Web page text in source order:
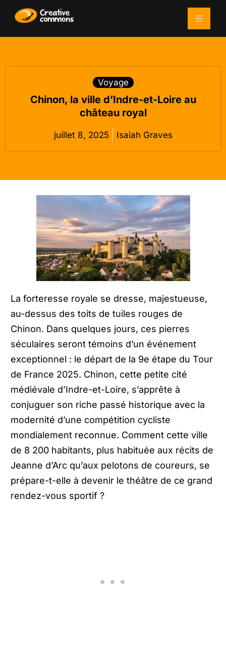
Voyage
Chinon, la ville d’Indre-et-Loire au
château royal
juillet 8, 2025 Isaiah Graves
La forteresse royale se dresse, majestueuse,
au-dessus des toits de tuiles rouges de
Chinon. Dans quelques jours, ces pierres
séculaires seront témoins d’un événement
exceptionnel : le départ de la 9e étape du Tour
de France 2025. Chinon, cette petite cité
médiévale d’Indre-et-Loire, s’apprête à
conjuguer son riche passé historique avec la
modernité d’une compétition cycliste
mondialement reconnue. Comment cette ville
de 8 200 habitants, plus habituée aux récits de
Jeanne d’Arc qu’aux pelotons de coureurs, se
prépare-t-elle à devenir le théâtre de ce grand
rendez-vous sportif ?